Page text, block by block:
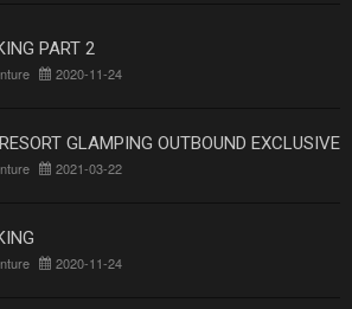
PART 2
2020-11-24
GLAMPING OUTBOUND EXCLUSIVE
2021-03-22
2020-11-24